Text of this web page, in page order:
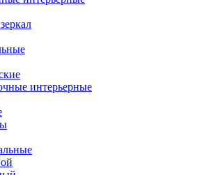
интерьерные